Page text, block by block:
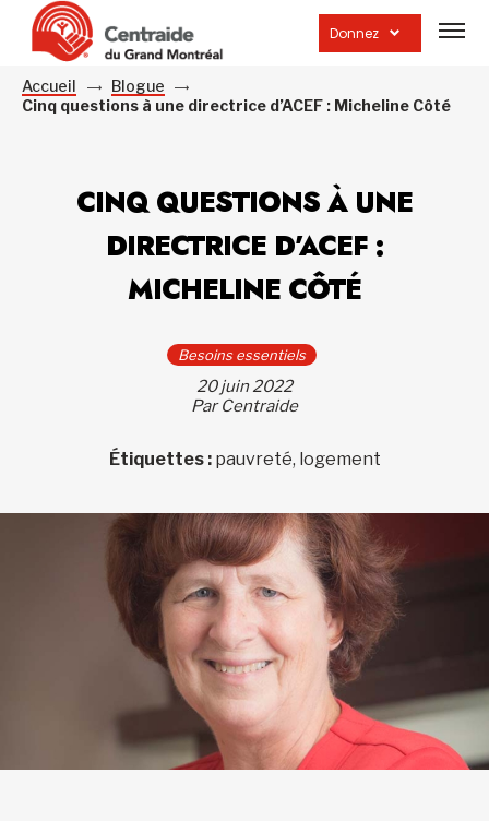
Donnez
la
Accueil
Blogue
Cinq questions à une directrice d’ACEF : Micheline Côté
CINQ QUESTIONS À UNE
DIRECTRICE D’ACEF :
MICHELINE CÔTÉ
Besoins essentiels
20 juin 2022
Par Centraide
Étiquettes : pauvreté, logement